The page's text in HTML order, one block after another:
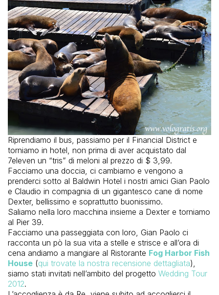
Riprendiamo il bus, passiamo per il Financial District e
torniamo in hotel, non prima di aver acquistato dal
7eleven un “tris” di meloni al prezzo di $ 3,99.
Facciamo una doccia, ci cambiamo e vengono a
prenderci sotto al Baldwin Hotel i nostri amici Gian Paolo
e Claudio in compagnia di un gigantesco cane di nome
Dexter, bellissimo e soprattutto buonissimo.
Saliamo nella loro macchina insieme a Dexter e torniamo
al Pier 39.
Facciamo una passeggiata con loro, Gian Paolo ci
racconta un pò la sua vita a stelle e strisce e all’ora di
cena andiamo a mangiare al Ristorante Fog Harbor Fish
House (qui trovate la nostra recensione dettagliata),
siamo stati invitati nell’ambito del progetto Wedding Tour
2012.